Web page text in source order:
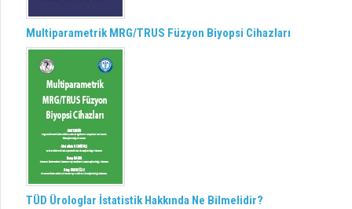
Multiparametrik MRG/TRUS Füzyon Biyopsi Cihazları
TÜD Ürologlar İstatistik Hakkında Ne Bilmelidir?